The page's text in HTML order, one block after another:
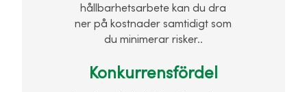
hållbarhetsarbete kan du dra
ner på kostnader samtidigt som
du minimerar risker..
Konkurrensfördel